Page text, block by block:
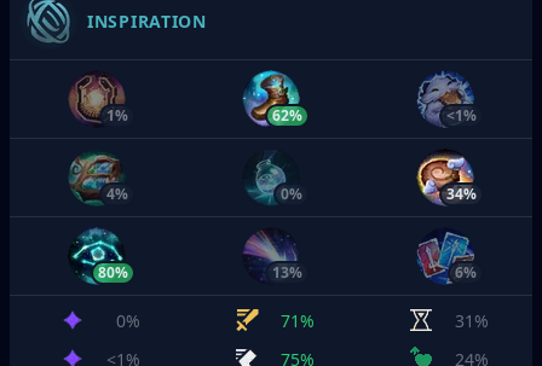
INSPIRATION
1% 62% <1%
4% 0% 34%
80% 13% 6%
0% 71%
31%
<1%
75% 24%